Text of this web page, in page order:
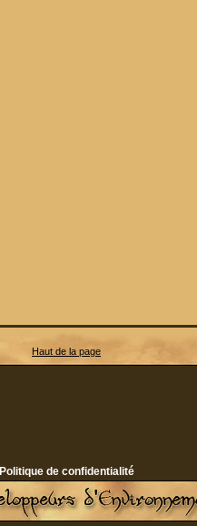
Haut de la page
Politique de confidentialité